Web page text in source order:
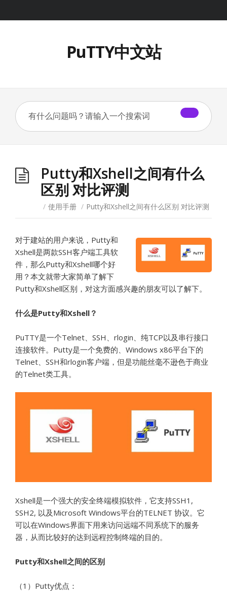
PuTTY中文站
Putty和Xshell之间有什么
区别 对比评测
/ 使用手册 / Putty和Xshell之间有什么区别 对比评测
对于建站的用户来说，Putty和
Xshell是两款SSH客户端工具软
件，那么Putty和Xshell哪个好
用？本文就带大家简单了解下
Putty和Xshell区别，对这方面感兴趣的朋友可以了解下。
什么是Putty和Xshell？
PuTTY是一个Telnet、SSH、rlogin、纯TCP以及串行接口
连接软件。Putty是一个免费的、Windows x86平台下的
Telnet、SSH和rlogin客户端，但是功能丝毫不逊色于商业
的Telnet类工具。
Xshell是一个强大的安全终端模拟软件，它支持SSH1,
SSH2, 以及Microsoft Windows平台的TELNET 协议。它
可以在Windows界面下用来访问远端不同系统下的服务
器，从而比较好的达到远程控制终端的目的。
Putty和Xshell之间的区别
（1）Putty优点：